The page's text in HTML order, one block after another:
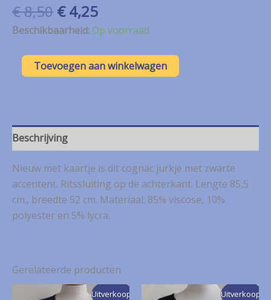
€8,50 Oorspronkelijke
prijs
€ 8,50.
€4,25Huidige
prijs
is:
€ 4,25.
Beschikbaarheid:Op voorraad
Vila
Joy
NIEUW
aantal
Toevoegen aan winkelwagen
Beschrijving
Nieuw met kaartje is dit cognac jurkje met zwarte
accentent. Ritssluiting op de achterkant. Lengte 85,5
cm., breedte 52 cm. Materiaal: 85% viscose, 10%
polyester en 5% lycra.
Gerelateerde producten
Uitverkoop! Uitverkoop!